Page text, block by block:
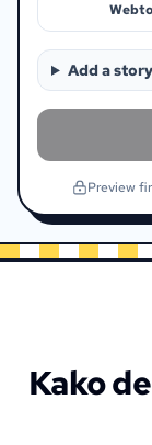
Add a
Preview
Kako